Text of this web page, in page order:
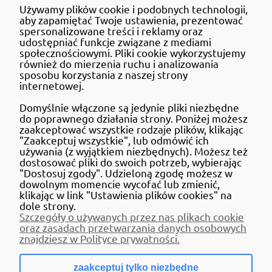
MOJE KONTO
DBAJ O ŚRODOWISKO MYŚL
Używamy plików cookie i podobnych technologii,
aby zapamiętać Twoje ustawienia, prezentować
spersonalizowane treści i reklamy oraz
udostępniać funkcje związane z mediami
społecznościowymi. Pliki cookie wykorzystujemy
również do mierzenia ruchu i analizowania
sposobu korzystania z naszej strony
internetowej.
Domyślnie włączone są jedynie pliki niezbędne
do poprawnego działania strony. Poniżej możesz
zaakceptować wszystkie rodzaje plików, klikając
"Zaakceptuj wszystkie", lub odmówić ich
używania (z wyjątkiem niezbędnych). Możesz też
dostosować pliki do swoich potrzeb, wybierając
"Dostosuj zgody". Udzieloną zgodę możesz w
dowolnym momencie wycofać lub zmienić,
klikając w link "Ustawienia plików cookies" na
dole strony.
Szczegóły o używanych przez nas plikach cookie
oraz zasadach przetwarzania danych osobowych
znajdziesz w Polityce prywatności.
zaakceptuj tylko niezbędne